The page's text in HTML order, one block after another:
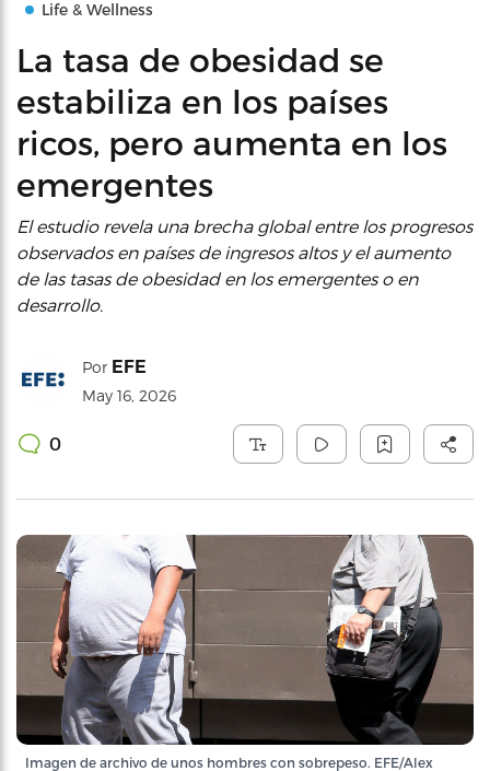
Life & Wellness
La tasa de obesidad se
estabiliza en los países
ricos, pero aumenta en los
emergentes
El estudio revela una brecha global entre los progresos
observados en países de ingresos altos y el aumento
de las tasas de obesidad en los emergentes o en
desarrollo.
Por EFE
May 16, 2026
0
Imagen de archivo de unos hombres con sobrepeso. EFE/Alex